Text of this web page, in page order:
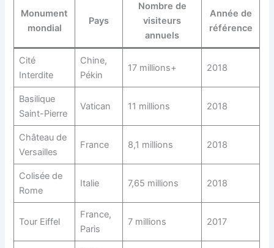
Monument
mondial
Pays
Nombre de
visiteurs
annuels
Année de
référence
Cité
Interdite
Chine,
Pékin
17 millions+ 2018
Basilique
Saint-Pierre
Vatican 11 millions 2018
Château de
Versailles
France 8,1 millions 2018
Colisée de
Rome
Italie 7,65 millions 2018
Tour Eiffel
France,
Paris
7 millions 2017